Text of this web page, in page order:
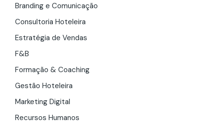
Branding e Comunicação
Consultoria Hoteleira
Estratégia de Vendas
F&B
Formação & Coaching
Gestão Hoteleira
Marketing Digital
Recursos Humanos